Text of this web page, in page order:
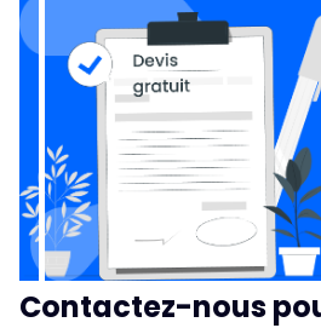
Contactez-nous